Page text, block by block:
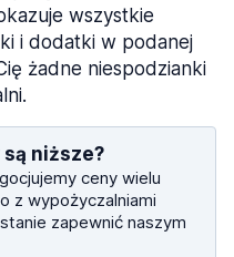
wszystkie
i dodatki w podanej
żadne niespodzianki
niższe?
ceny wielu
z wypożyczalniami
zapewnić naszym